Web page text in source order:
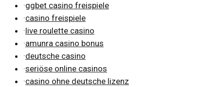
·ggbet casino freispiele
·casino freispiele
·live roulette casino
·amunra casino bonus
·deutsche casino
·seriöse online casinos
·casino ohne deutsche lizenz